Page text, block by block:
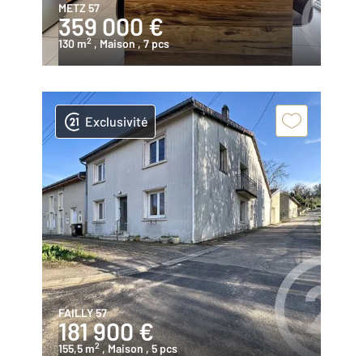
METZ 57
359 000 €
130 m2 , Maison, 7 pcs
Exclusivité
FAILLY 57
181 900 €
155,5 m2 , Maison , 5 pcs